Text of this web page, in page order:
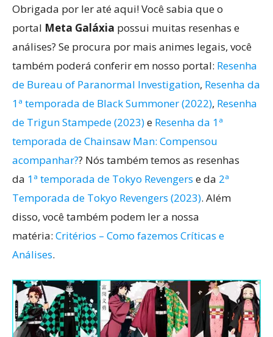
Obrigada por ler até aqui! Você sabia que o
portal Meta Galáxia possui muitas resenhas e
análises? Se procura por mais animes legais, você
também poderá conferir em nosso portal: Resenha
de Bureau of Paranormal Investigation, Resenha da
1ª temporada de Black Summoner (2022), Resenha
de Trigun Stampede (2023)e Resenha da 1ª
temporada de Chainsaw Man: Compensou
acompanhar?? Nós também temos as resenhas
da 1ª temporada de Tokyo Revengers e da 2ª
Temporada de Tokyo Revengers (2023). Além
disso, você também podem ler a nossa
matéria: Critérios – Como fazemos Críticas e
Análises.